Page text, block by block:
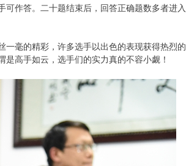
作答。二十题结束后，回答正确题数多者进入
毫的精彩，许多选手以出色的表现获得热烈的
高手如云，选手们的实力真的不容小觑！